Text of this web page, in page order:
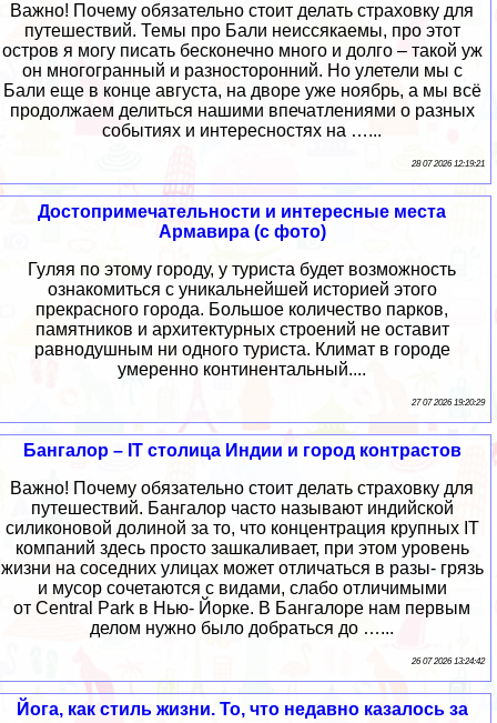
Важно! Почему обязательно стоит делать страховку для
путешествий. Темы про Бали неиссякаемы, про этот
остров я могу писать бесконечно много и долго – такой уж
он многогранный и разносторонний. Но улетели мы с
Бали еще в конце августа, на дворе уже ноябрь, а мы всё
продолжаем делиться нашими впечатлениями о разных
событиях и интересностях на …...
28 07 2026 12:19:21
Достопримечательности и интересные места
Армавира (с фото)
Гуляя по этому городу, у туриста будет возможность
ознакомиться с уникальнейшей историей этого
прекрасного города. Большое количество парков,
памятников и архитектурных строений не оставит
равнодушным ни одного туриста. Климат в городе
умеренно континентальный....
27 07 2026 19:20:29
Бангалор – IT столица Индии и город контрастов
Важно! Почему обязательно стоит делать страховку для
путешествий. Бангалор часто называют индийской
силиконовой долиной за то, что концентрация крупных IT
компаний здесь просто зашкаливает, при этом уровень
жизни на соседних улицах может отличаться в разы- грязь
и мусор сочетаются с видами, слабо отличимыми
от Central Park в Нью- Йорке. В Бангалоре нам первым
делом нужно было добраться до …...
26 07 2026 13:24:42
Йога, как стиль жизни. То, что недавно казалось за